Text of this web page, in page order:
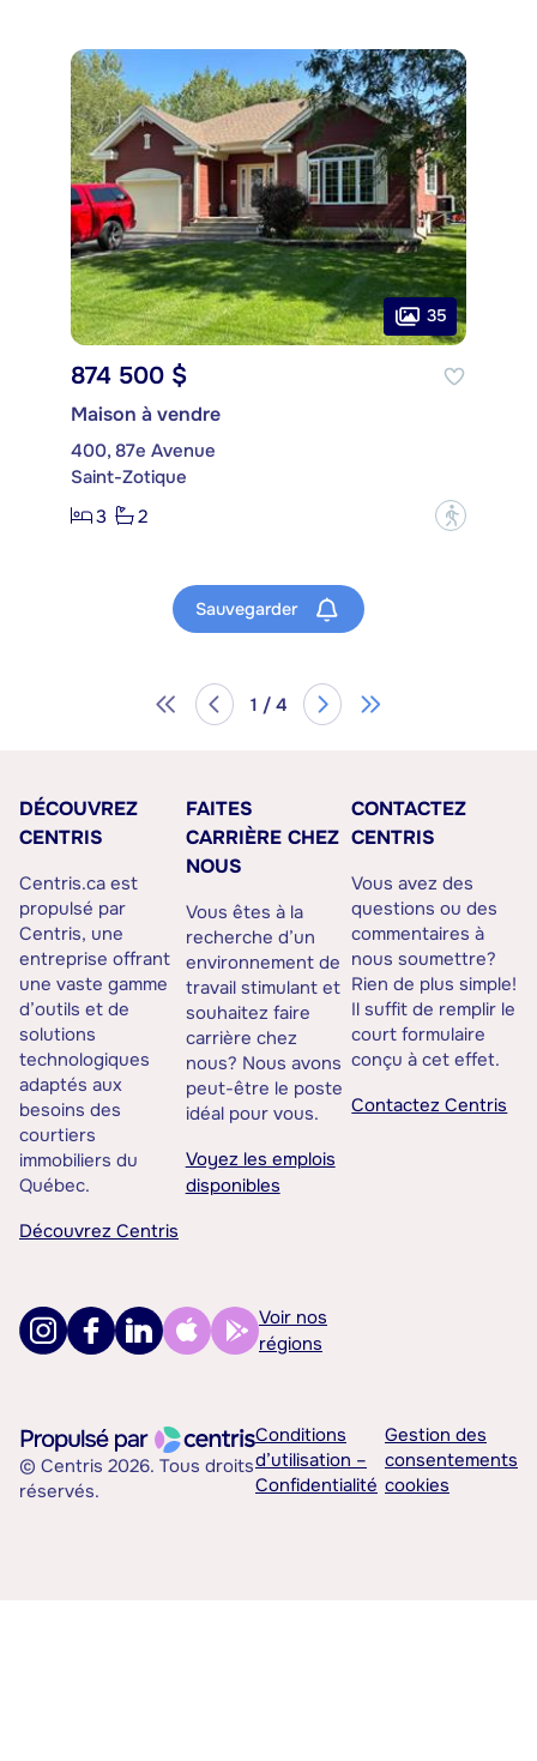
35
874 500 $
Maison à vendre
400, 87e Avenue
Saint-Zotique
3
2 ?
Sauvegarder
1 / 4
DÉCOUVREZ
CENTRIS
Centris.ca est
propulsé par
Centris, une
entreprise offrant
une vaste gamme
d’outils et de
solutions
technologiques
adaptés aux
besoins des
courtiers
immobiliers du
Québec.
Découvrez Centris
FAITES
CARRIÈRE CHEZ
NOUS
Vous êtes à la
recherche d’un
environnement de
travail stimulant et
souhaitez faire
carrière chez
nous? Nous avons
peut-être le poste
idéal pour vous.
Voyez les emplois
disponibles
CONTACTEZ
CENTRIS
Vous avez des
questions ou des
commentaires à
nous soumettre?
Rien de plus simple!
Il suffit de remplir le
court formulaire
conçu à cet effet.
Contactez Centris
Voir nos
régions
© Centris 2026. Tous droits
réservés.
Conditions
d’utilisation –
Confidentialité
Gestion des
consentements
cookies